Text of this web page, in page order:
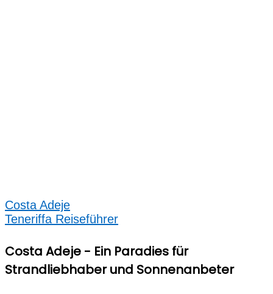
Costa Adeje
Teneriffa Reiseführer
Costa Adeje - Ein Paradies für
Strandliebhaber und Sonnenanbeter